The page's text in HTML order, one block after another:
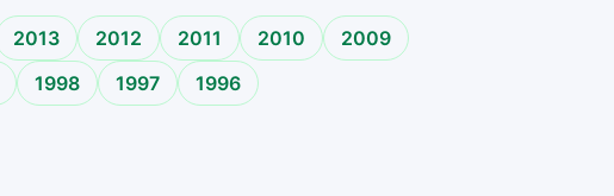
2013 2012 2011 2010
2009
1998 1997 1996